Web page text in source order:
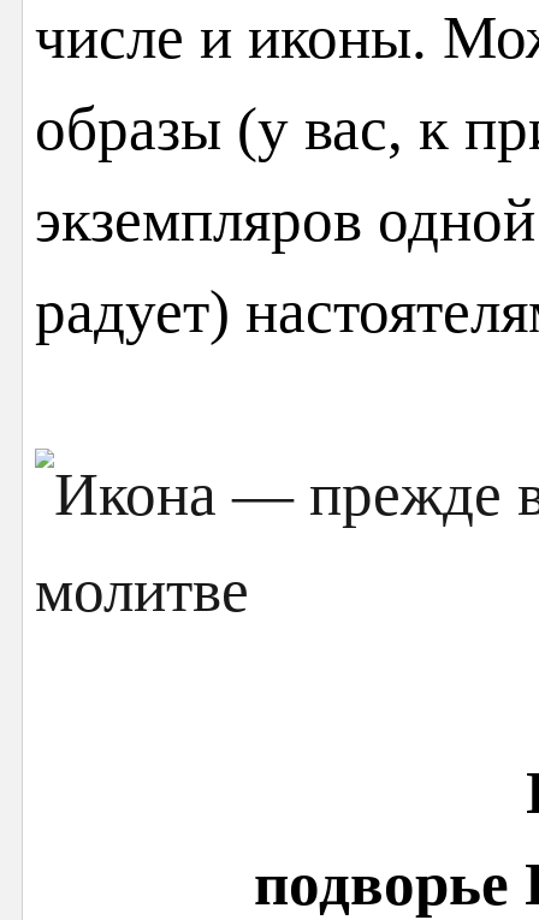
числе и иконы.
образы (у вас, к
экземпляров
радует)